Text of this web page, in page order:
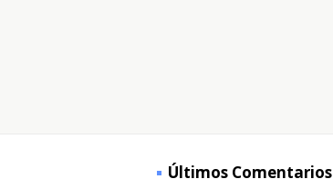
Últimos Comentarios